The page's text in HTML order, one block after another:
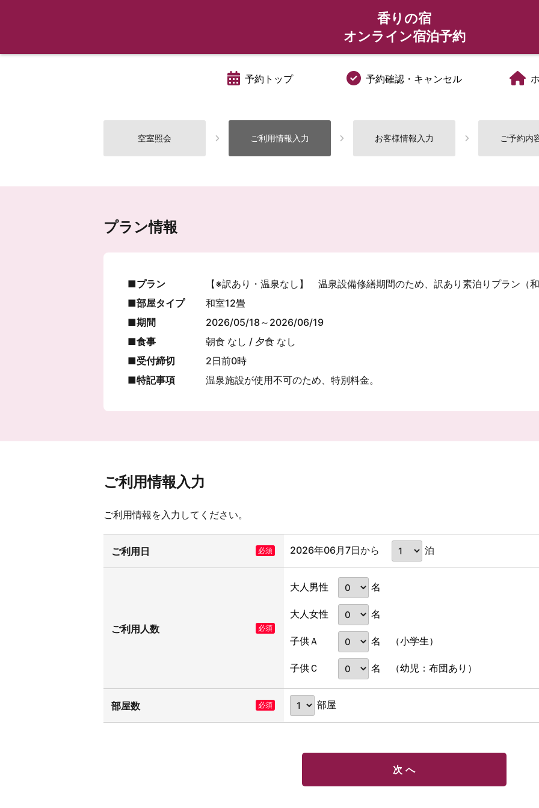
香りの宿
オンライン宿泊予約
予約トップ 予約確認・キャンセル
空室照会 ご利用情報入力 お客様情報入力 ご予約内
プラン情報
プラン
【※訳あり・温泉なし】 温泉設備修繕期間のため、訳あり素泊りプラン（
部屋タイプ
和室12畳
期間
2026/05/18～2026/06/19
食事
朝食 なし / 夕食 なし
受付締切
2日前0時
特記事項
温泉施設が使用不可のため、特別料金。
ご利用情報入力
ご利用情報を入力してください。
ご利用日 必須 2026年06月7日から 泊
ご利用人数 必須
大人男性 名
大人女性 名
子供Ａ 名 （小学生）
子供Ｃ 名 （幼児：布団あり）
部屋数 必須 部屋